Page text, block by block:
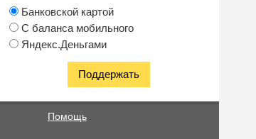
Банковской картой
С баланса мобильного
Яндекс.Деньгами
Помощь